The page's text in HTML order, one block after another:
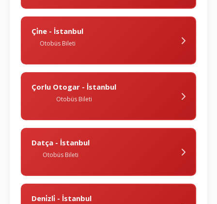
Çi̇ne - İstanbul
Otobüs Bileti
Çorlu Otogar - İstanbul
Otobüs Bileti
Datça - İstanbul
Otobüs Bileti
Deni̇zli̇ - İstanbul